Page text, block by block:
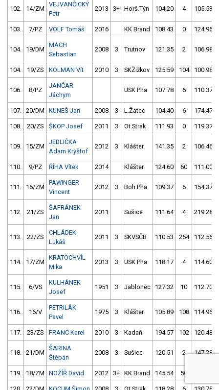
102. 14/ZM
VEJVANČICKÝ
Petr
2013 3+ Horš.Týn 104.20 4 105.53
103. 7/PZ VOLF Tomáš 2016 KK Brand 108.43 0 124.96
104. 19/DM
MACH
Sebastian
2008 3 Trutnov 121.35 2 106.98
104. 19/ZS KOLMAN Vít 2010 3 SKŽižkov 125.59 104 100.98
106. 8/PZ
JANČAR
Jáchym
USK Pha 107.78 6 110.37
107. 20/DM KUNEŠ Jan 2008 3 L.Žatec 104.40 6 174.47
108. 20/ZS ŠKOP Josef 2011 3 Ot.Strak 111.93 0 119.37
109. 15/ZM
JEDLIČKA
Adam Kryštof
2012 3 Klášter. 141.35 2 106.46
110. 9/PZ ŘÍHA Vítek 2014 Klášter. 124.60 60 111.00
111. 16/ZM
PAWINGER
Vincent
2012 3 Boh.Pha 109.37 6 154.37
112. 21/ZS
ŠAFRÁNEK
Jan
2011 Sušice 111.64 4 219.28
113. 22/ZS
CHLÁDEK
Lukáš
2011 3 SKVSČB 110.53 254 112.56
114. 17/ZM
KRATOCHVÍL
Mika
2013 3 USK Pha 118.17 4 114.60
115. 6/VS
KULHÁNEK
Josef
1951 3 Jablonec 127.32 10 112.70
116. 16/V
PETRILÁK
Pavel
1975 3 Klášter. 105.89 108 114.96
117. 23/ZS FRANC Karel 2010 3 Kadaň 194.57 102 120.48
118. 21/DM
ŠARINA
Štěpán
2008 3 Sušice 120.51 2 147.28
119. 18/ZM NOŽÍŘ David 2012 3+ KK Brand 145.54 50